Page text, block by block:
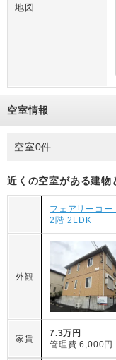
地図
空室情報
空室0件
近くの空室がある建物
フェアリーコー
2階 2LDK
外観
家賃
7.3万円
管理費 6,000円